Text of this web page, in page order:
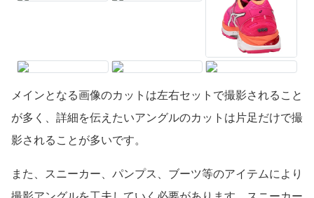
メインとなる画像のカットは左右セットで撮影されること
が多く、詳細を伝えたいアングルのカットは片足だけで撮
影されることが多いです。
また、スニーカー、パンプス、ブーツ等のアイテムにより